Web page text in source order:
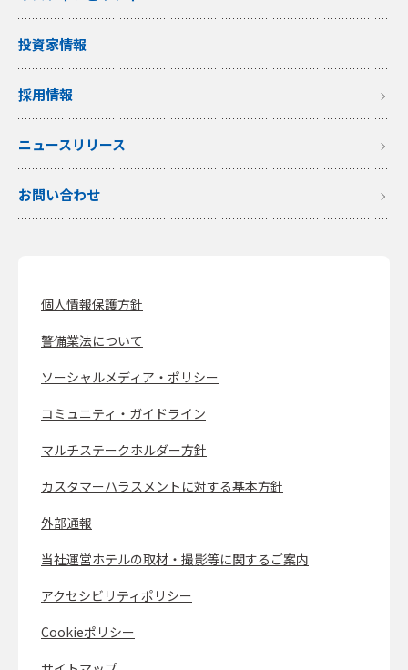
投資家情報
採用情報
ニュースリリース
お問い合わせ
個人情報保護方針
警備業法について
ソーシャルメディア・ポリシー
コミュニティ・ガイドライン
マルチステークホルダー方針
カスタマーハラスメントに対する基本方針
外部通報
当社運営ホテルの取材・撮影等に関するご案内
アクセシビリティポリシー
Cookieポリシー